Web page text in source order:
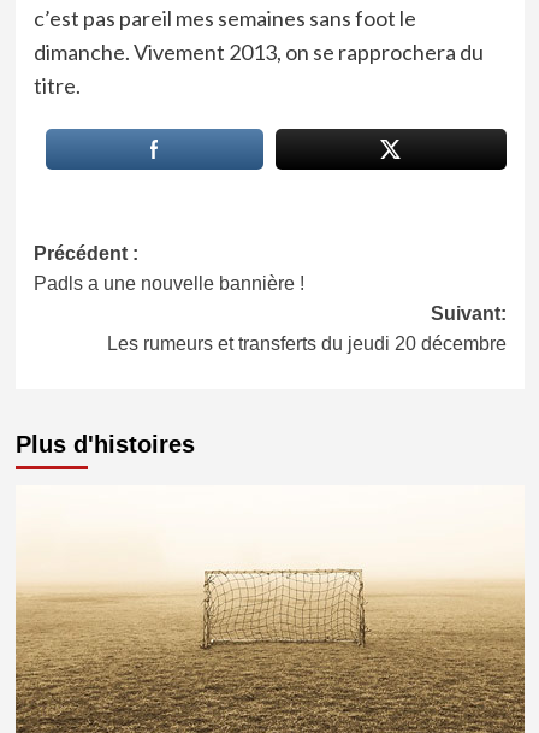
c’est pas pareil mes semaines sans foot le
dimanche. Vivement 2013, on se rapprochera du
titre.
Navigation
d’article
Précédent :
Padls a une nouvelle bannière !
Suivant:
Les rumeurs et transferts du jeudi 20 décembre
Plus d'histoires